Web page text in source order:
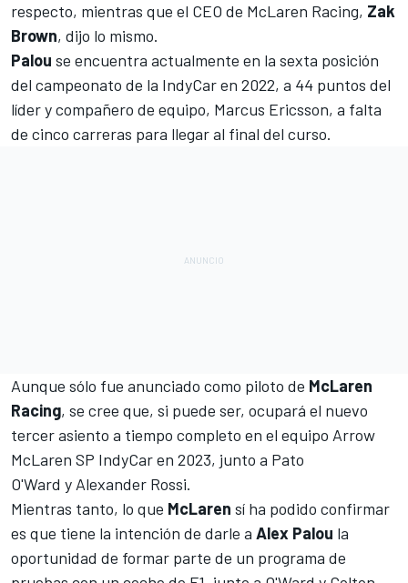
respecto, mientras que el CEO de McLaren Racing, Zak
Brown, dijo lo mismo.
Palou se encuentra actualmente en la sexta posición
del campeonato de la IndyCar en 2022, a 44 puntos del
líder y compañero de equipo, Marcus Ericsson, a falta
de cinco carreras para llegar al final del curso.
Aunque sólo fue anunciado como piloto de McLaren
Racing, se cree que, si puede ser, ocupará el nuevo
tercer asiento a tiempo completo en el equipo Arrow
McLaren SP IndyCaren 2023, junto a Pato
O'Ward y Alexander Rossi.
Mientras tanto, lo que McLaren sí ha podido confirmar
es que tiene la intención de darle a Alex Palou la
oportunidad de formar parte de un programa de